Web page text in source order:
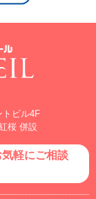
トビル4F
桜 併設
軽にご相談